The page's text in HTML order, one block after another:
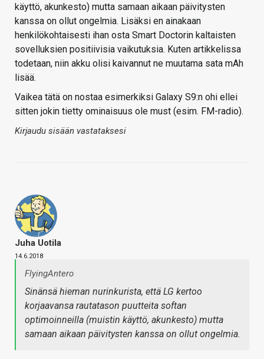
käyttö, akunkesto) mutta samaan aikaan päivitysten
kanssa on ollut ongelmia. Lisäksi en ainakaan
henkilökohtaisesti ihan osta Smart Doctorin kaltaisten
sovelluksien positiivisia vaikutuksia. Kuten artikkelissa
todetaan, niin akku olisi kaivannut ne muutama sata mAh
lisää.
Vaikea tätä on nostaa esimerkiksi Galaxy S9:n ohi ellei
sitten jokin tietty ominaisuus ole must (esim. FM-radio).
Kirjaudu sisään vastataksesi
Juha Uotila
14.6.2018
FlyingAntero
Sinänsä hieman nurinkurista, että LG kertoo
korjaavansa rautatason puutteita softan
optimoinneilla (muistin käyttö, akunkesto) mutta
samaan aikaan päivitysten kanssa on ollut ongelmia.